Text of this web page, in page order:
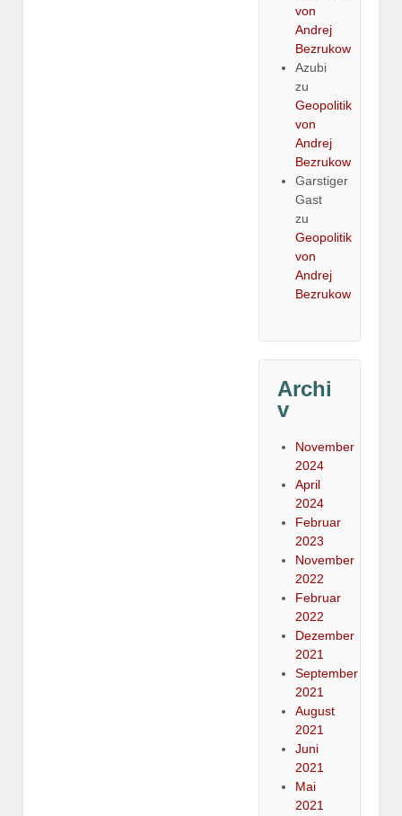
von
Andrej
Bezrukow
Azubi
zu
Geopolitik
von
Andrej
Bezrukow
Garstiger
Gast
zu
Geopolitik
von
Andrej
Bezrukow
Archi
v
November
2024
April
2024
Februar
2023
November
2022
Februar
2022
Dezember
2021
September
2021
August
2021
Juni
2021
Mai
2021